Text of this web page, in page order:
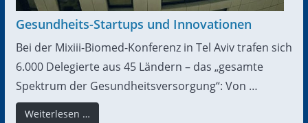
Gesundheits-Startups und Innovationen
Bei der Mixiii-Biomed-Konferenz in Tel Aviv trafen sich
6.000 Delegierte aus 45 Ländern – das „gesamte
Spektrum der Gesundheitsversorgung“: Von …
Weiterlesen …